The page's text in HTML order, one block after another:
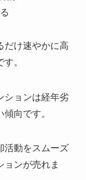
だけ速やかに高
。
ションは経年劣
向です。
活動をスムーズ
ョンが売れま